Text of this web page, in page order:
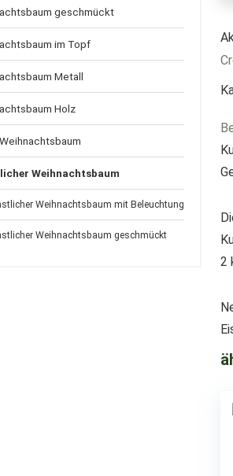
2
geschmückt
im Topf
Metall
Holz
Weihnachtsbaum
Weihnachtsbaum mit Beleuchtung
Weihnachtsbaum geschmückt